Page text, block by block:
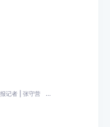
报记者 | 张守营 ...